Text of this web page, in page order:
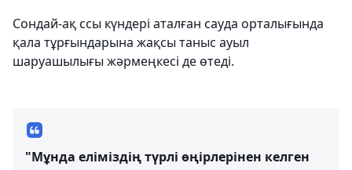
Сондай-ақ ссы күндері аталған сауда орталығында
қала тұрғындарына жақсы таныс ауыл
шаруашылығы жәрмеңкесі де өтеді.
"Мұнда еліміздің түрлі өңірлерінен келген